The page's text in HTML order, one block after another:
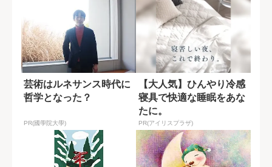
芸術はルネサンス時代に
哲学となった？
PR(國學院大學)
【大人気】ひんやり冷感
寝具で快適な睡眠をあな
たに。
PR(アイリスプラザ)